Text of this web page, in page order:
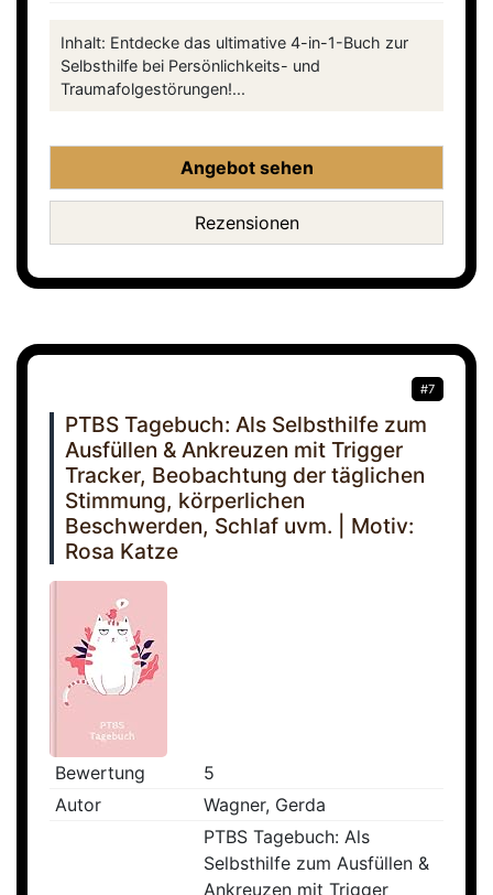
Inhalt: Entdecke das ultimative 4-in-1-Buch zur
Selbsthilfe bei Persönlichkeits- und
Traumafolgestörungen!...
Angebot sehen
Rezensionen
#7
PTBS Tagebuch: Als Selbsthilfe zum
Ausfüllen & Ankreuzen mit Trigger
Tracker, Beobachtung der täglichen
Stimmung, körperlichen
Beschwerden, Schlaf uvm. | Motiv:
Rosa Katze
Bewertung
5
Autor
Wagner, Gerda
PTBS Tagebuch: Als
Selbsthilfe zum Ausfüllen &
Ankreuzen mit Trigger